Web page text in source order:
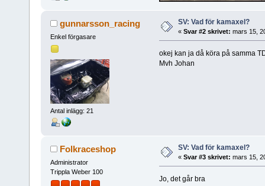
gunnarsson_racing
Enkel förgasare
Antal inlägg: 21
SV: Vad för kamaxel?
« Svar #2 skrivet: mars 15,
okej kan ja då köra på samma
Mvh Johan
Folkraceshop
Administrator
Trippla Weber 100
SV: Vad för kamaxel?
« Svar #3 skrivet: mars 15,
Jo, det går bra